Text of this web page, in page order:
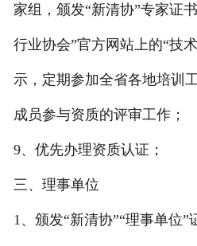
家组，颁发“新清协”专家证
行业协会”官方网站上的“技
示，定期参加全省各地培训
成员参与资质的评审工作；
9、优先办理资质认证；
三、理事单位
1、颁发“新清协”“理事单位